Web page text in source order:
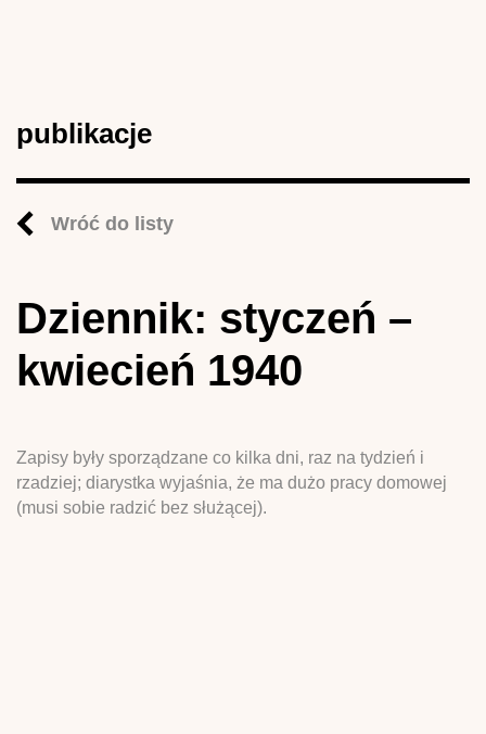
publikacje
Wróć do listy
Dziennik: styczeń –
kwiecień 1940
Zapisy były sporządzane co kilka dni, raz na tydzień i
rzadziej; diarystka wyjaśnia, że ma dużo pracy domowej
(musi sobie radzić bez służącej).